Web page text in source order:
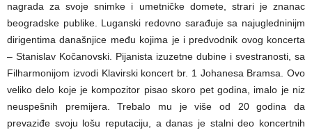
nagrada za svoje snimke i umetničke domete, strari je znanac
beogradske publike. Luganski redovno sarađuje sa najugledninijm
dirigentima današnjice među kojima je i predvodnik ovog koncerta
– Stanislav Kočanovski. Pijanista izuzetne dubine i svestranosti, sa
Filharmonijom izvodi Klavirski koncert br. 1 Johanesa Bramsa. Ovo
veliko delo koje je kompozitor pisao skoro pet godina, imalo je niz
neuspešnih premijera. Trebalo mu je više od 20 godina da
prevaziđe svoju lošu reputaciju, a danas je stalni deo koncertnih